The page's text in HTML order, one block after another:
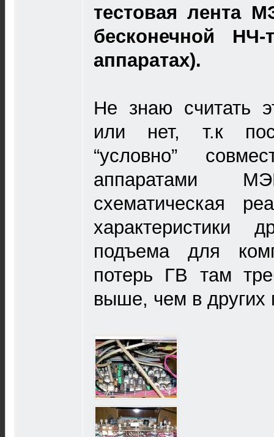
тестовая лента
бесконечной
аппаратах).
Не знаю считать
или нет, т.к
“условно”
аппаратами
схематическая
характеристики
подъема для
потерь ГВ там
выше, чем в других